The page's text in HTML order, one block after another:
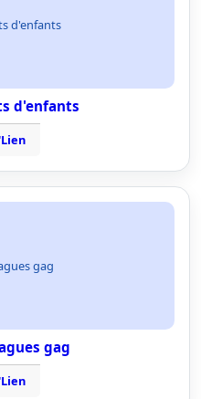
d'enfants
d'enfants
gag
gag